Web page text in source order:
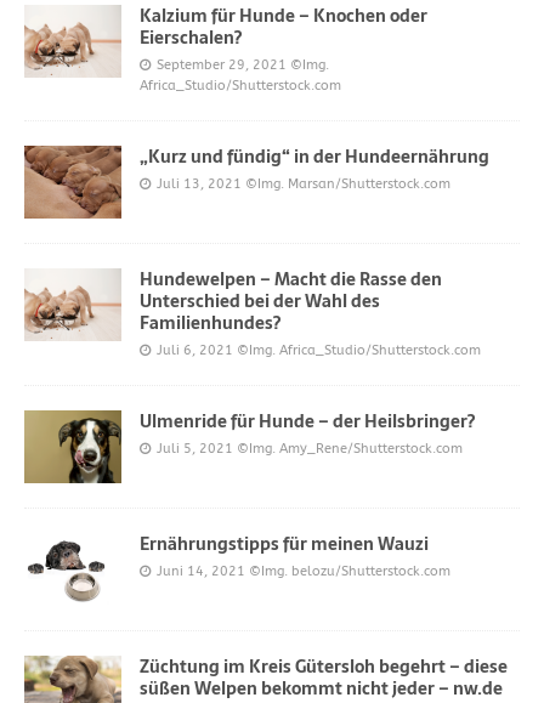
Kalzium für Hunde – Knochen oder
Eierschalen?
September 29, 2021 ©Img.
Africa_Studio/Shutterstock.com
„Kurz und fündig“ in der Hundeernährung
Juli 13, 2021 ©Img. Marsan/Shutterstock.com
Hundewelpen – Macht die Rasse den
Unterschied bei der Wahl des
Familienhundes?
Juli 6, 2021 ©Img. Africa_Studio/Shutterstock.com
Ulmenride für Hunde – der Heilsbringer?
Juli 5, 2021 ©Img. Amy_Rene/Shutterstock.com
Ernährungstipps für meinen Wauzi
Juni 14, 2021 ©Img. belozu/Shutterstock.com
Züchtung im Kreis Gütersloh begehrt – diese
süßen Welpen bekommt nicht jeder – nw.de